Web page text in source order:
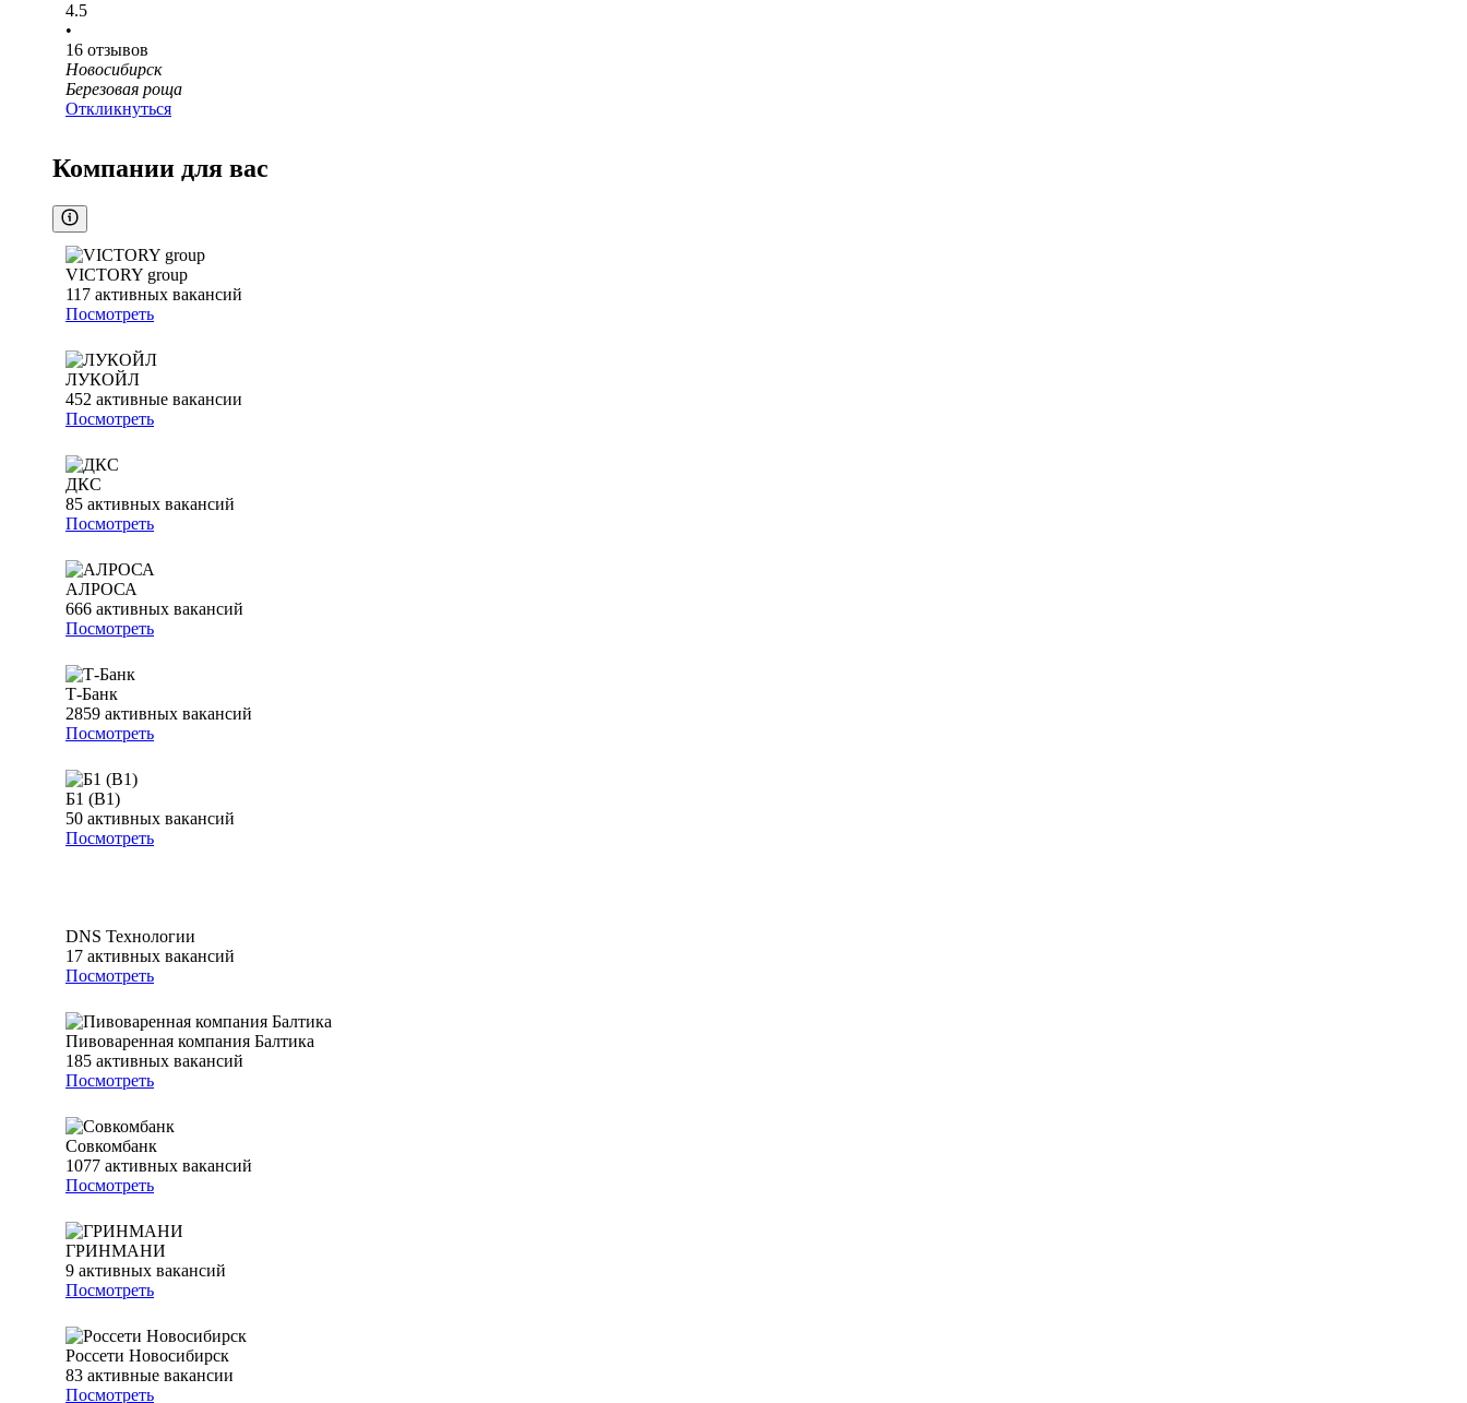
4.5
•
16 отзывов
Новосибирск
Березовая роща
Откликнуться
Компании для вас
VICTORY group
117 активных вакансий
Посмотреть
ЛУКОЙЛ
452 активные вакансии
Посмотреть
ДКС
85 активных вакансий
Посмотреть
АЛРОСА
666 активных вакансий
Посмотреть
Т-Банк
2859 активных вакансий
Посмотреть
Б1 (B1)
50 активных вакансий
Посмотреть
DNS Технологии
17 активных вакансий
Посмотреть
Пивоваренная компания Балтика
185 активных вакансий
Посмотреть
Совкомбанк
1077 активных вакансий
Посмотреть
ГРИНМАНИ
9 активных вакансий
Посмотреть
Россети Новосибирск
83 активные вакансии
Посмотреть